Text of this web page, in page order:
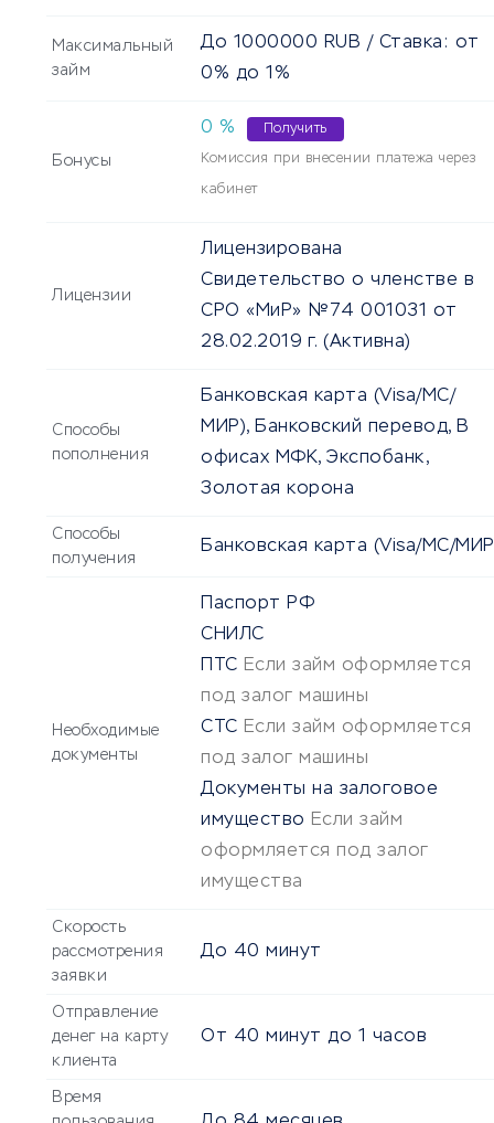
Максимальный
займ
До 1000000 RUB / Ставка: от
0% до 1%
Бонусы
0 % Получить
Комиссия при внесении платежа через
кабинет
Лицензии
Лицензирована
Свидетельство о членстве в
СРО «МиР» №74 001031 от
28.02.2019 г. (Активна)
Способы
пополнения
Банковская карта (Visa/MC/
МИР), Банковский перевод, В
офисах МФК, Экспобанк,
Золотая корона
Способы
получения
Банковская карта (Visa/MC/
Необходимые
документы
Паспорт РФ
СНИЛС
ПТС Если займ оформляется
под залог машины
СТС Если займ оформляется
под залог машины
Документы на залоговое
имущество Если займ
оформляется под залог
имущества
Скорость
рассмотрения
заявки
До 40 минут
Отправление
денег на карту
клиента
От 40 минут до 1 часов
Время